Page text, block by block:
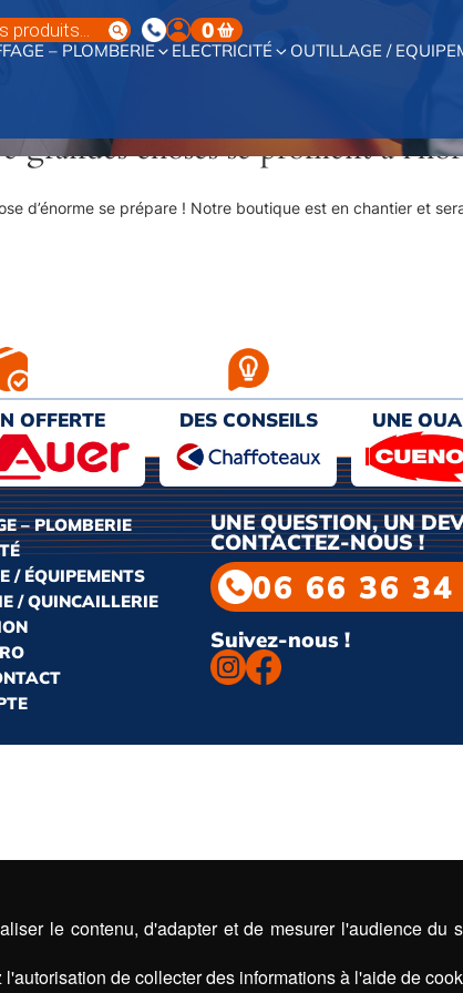
0
– PLOMBERIE ELECTRICITÉ OUTILLAGE /
grandes choses se profilent à
d’énorme se prépare ! Notre boutique est en chantier et
OFFERTE
D’ACHAT
DES CONSEILS
PERSONNALISÉS
UNE
AU
– PLOMBERIE
/ ÉQUIPEMENTS
/ QUINCAILLERIE
UNE QUESTION, UN
CONTACTEZ-NOUS !
06 66 36 34
Suivez-nous !
le contenu, d'adapter et de mesurer l'audience
de collecter des informations à l'aide de